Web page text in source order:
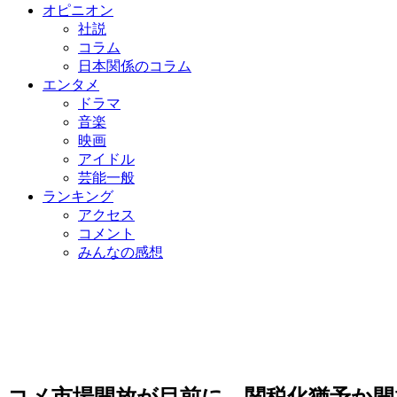
オピニオン
社説
コラム
日本関係のコラム
エンタメ
ドラマ
音楽
映画
アイドル
芸能一般
ランキング
アクセス
コメント
みんなの感想